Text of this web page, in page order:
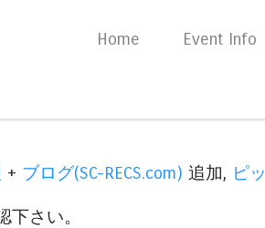
Skip to content
Home Event Info
+ ブログ(SC-RECS.com) 追加, ピッ
さい。